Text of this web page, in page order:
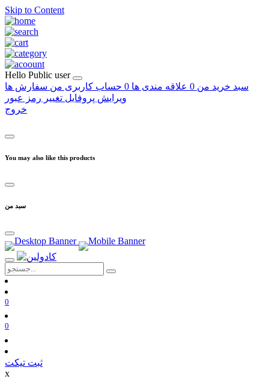
Skip to Content
Hello Public user
سبد خرید من 0 علاقه مندی ها 0 حساب کاربری من سفارش ها
ویرایش پروفایل تغییر رمز عبور
خروج
You may also like this products
سبد من
0
0
ثبت تیکت
x